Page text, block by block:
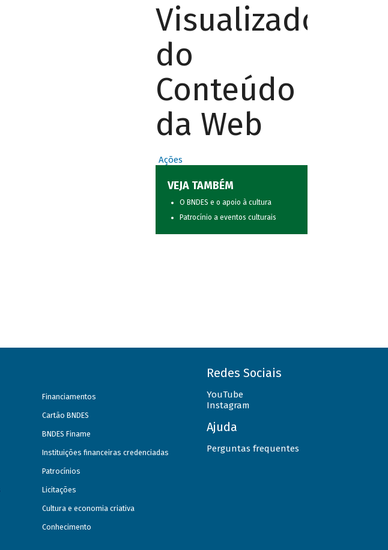
Visualizador
do
Conteúdo
da Web
Ações
VEJA TAMBÉM
O BNDES e o apoio à cultura
Patrocínio a eventos culturais
Financiamentos
Cartão BNDES
BNDES Finame
Instituições financeiras credenciadas
Patrocínios
Licitações
Cultura e economia criativa
Conhecimento
Redes Sociais
YouTube
Instagram
Ajuda
Perguntas frequentes